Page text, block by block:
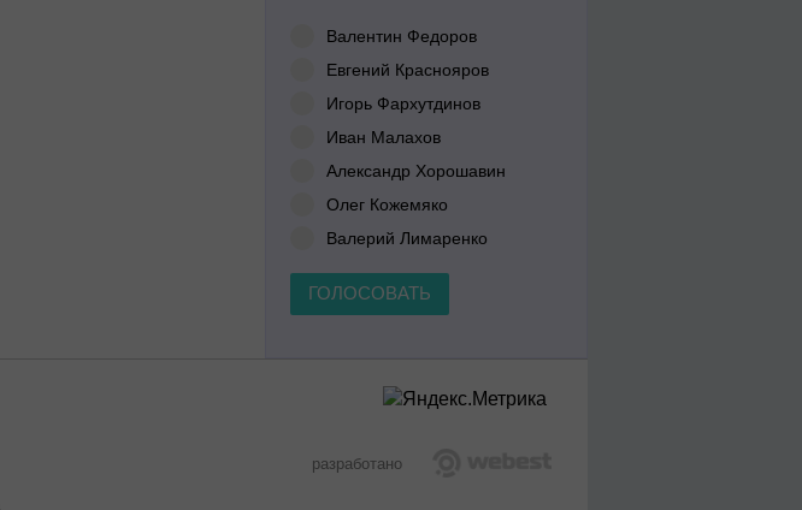
Валентин Федоров
Евгений Краснояров
Игорь Фархутдинов
Иван Малахов
Александр Хорошавин
Олег Кожемяко
Валерий Лимаренко
ГОЛОСОВАТЬ
разработано